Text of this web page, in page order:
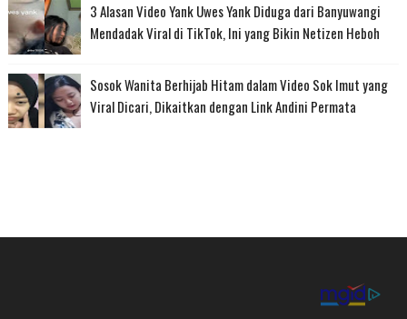
3 Alasan Video Yank Uwes Yank Diduga dari Banyuwangi
Mendadak Viral di TikTok, Ini yang Bikin Netizen Heboh
Sosok Wanita Berhijab Hitam dalam Video Sok Imut yang
Viral Dicari, Dikaitkan dengan Link Andini Permata